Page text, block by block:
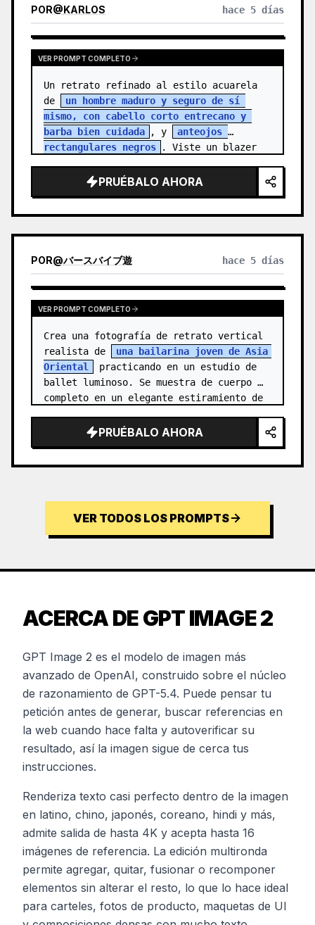
POR@KARLOS hace 5 días
VER PROMPT COMPLETO
Un retrato refinado al estilo acuarela
de
un hombre maduro y seguro de sí
mismo, con cabello corto entrecano y
barba bien cuidada
, y
anteojos
rectangulares negros
. Viste un blazer
PRUÉBALO AHORA
POR@バースバイブ遊 hace 5 días
VER PROMPT COMPLETO
Crea una fotografía de retrato vertical
realista de
una bailarina joven de Asia
Oriental
practicando en un estudio de
ballet luminoso. Se muestra de cuerpo
completo en un elegante estiramiento de
PRUÉBALO AHORA
VER TODOS LOS PROMPTS
ACERCA DE GPT IMAGE 2
GPT Image 2 es el modelo de imagen más
avanzado de OpenAI, construido sobre el núcleo
de razonamiento de GPT-5.4. Puede pensar tu
petición antes de generar, buscar referencias en
la web cuando hace falta y autoverificar su
resultado, así la imagen sigue de cerca tus
instrucciones.
Renderiza texto casi perfecto dentro de la imagen
en latino, chino, japonés, coreano, hindi y más,
admite salida de hasta 4K y acepta hasta 16
imágenes de referencia. La edición multironda
permite agregar, quitar, fusionar o recomponer
elementos sin alterar el resto, lo que lo hace ideal
para carteles, fotos de producto, maquetas de UI